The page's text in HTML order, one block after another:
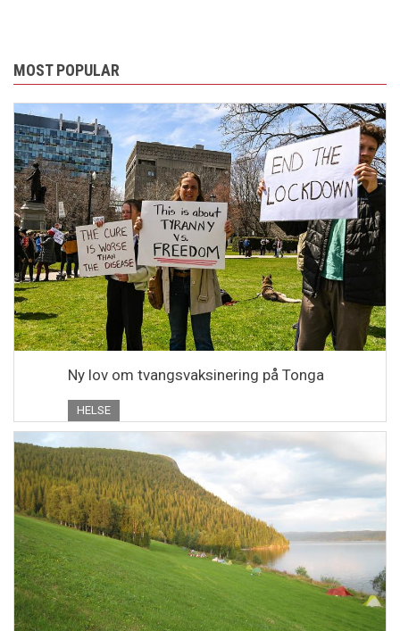
MOST POPULAR
Ny lov om tvangsvaksinering på Tonga
HELSE